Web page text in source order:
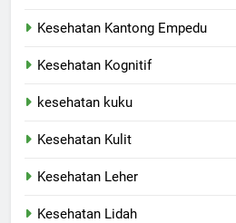
Kesehatan Kantong Empedu
Kesehatan Kognitif
kesehatan kuku
Kesehatan Kulit
Kesehatan Leher
Kesehatan Lidah